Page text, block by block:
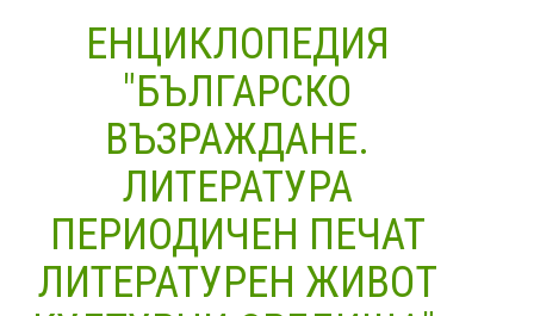
ЕНЦИКЛОПЕДИЯ
"БЪЛГАРСКО
ВЪЗРАЖДАНЕ.
ЛИТЕРАТУРА
ПЕРИОДИЧЕН ПЕЧАТ
ЛИТЕРАТУРЕН ЖИВОТ